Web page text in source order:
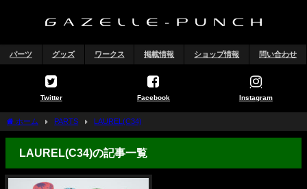
パーツ グッズ ワークス 掲載情報 ショップ情報 問い合わせ
Twitter Facebook Instagram
ホーム PARTS LAUREL(C34)
LAUREL(C34)の記事一覧